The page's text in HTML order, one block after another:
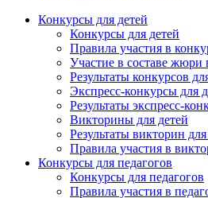
Конкурсы для детей
Конкурсы для детей
Правила участия в
Участие в составе жюри
Результаты конкурсов
Экспресс-конкурсы для
Результаты экспресс-
Викторины для детей
Результаты викторин для
Правила участия в
Конкурсы для педагогов
Конкурсы для педагогов
Правила участия в